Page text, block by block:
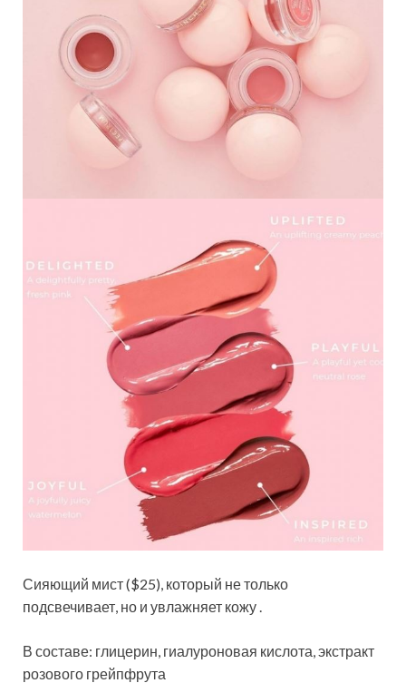
Сияющий мист ($25), который не только
подсвечивает, но и увлажняет кожу .
В составе: глицерин, гиалуроновая кислота, экстракт
розового грейпфрута